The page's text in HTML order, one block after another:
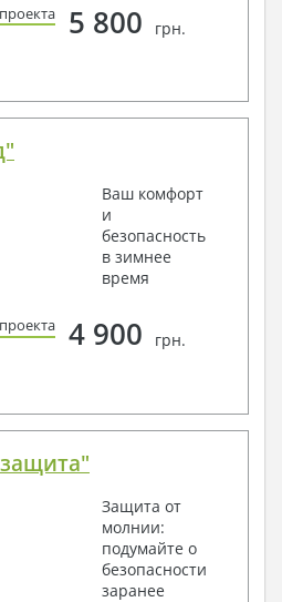
5 800 грн.
Ваш комфорт
и
безопасность
в зимнее
время
4 900 грн.
Защита от
молнии:
подумайте о
безопасности
заранее